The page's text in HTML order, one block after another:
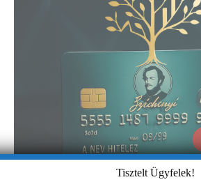
Tisztelt Ügyfelek!